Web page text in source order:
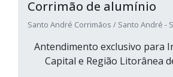
Corrimão de alumínio
Santo André Corrimãos / Santo André -
Antendimento exclusivo para
Capital e Região Litorânea